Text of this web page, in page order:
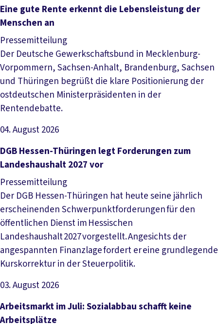
Artikel lesen
Eine gute Rente erkennt die Lebensleistung der
Menschen an
Pressemitteilung
Der Deutsche Gewerkschaftsbund in Mecklenburg-
Vorpommern, Sachsen-Anhalt, Brandenburg, Sachsen
und Thüringen begrüßt die klare Positionierung der
ostdeutschen Ministerpräsidenten in der
Rentendebatte.
04. August 2026
Artikel lesen
DGB Hessen-Thüringen legt Forderungen zum
Landeshaushalt 2027 vor
Pressemitteilung
Der DGB Hessen-Thüringen hat heute seine jährlich
erscheinenden Schwerpunktforderungen für den
öffentlichen Dienst im Hessischen
Landeshaushalt 2027 vorgestellt. Angesichts der
angespannten Finanzlage fordert er eine grundlegende
Kurskorrektur in der Steuerpolitik.
03. August 2026
Artikel lesen
Arbeitsmarkt im Juli: Sozialabbau schafft keine
Arbeitsplätze